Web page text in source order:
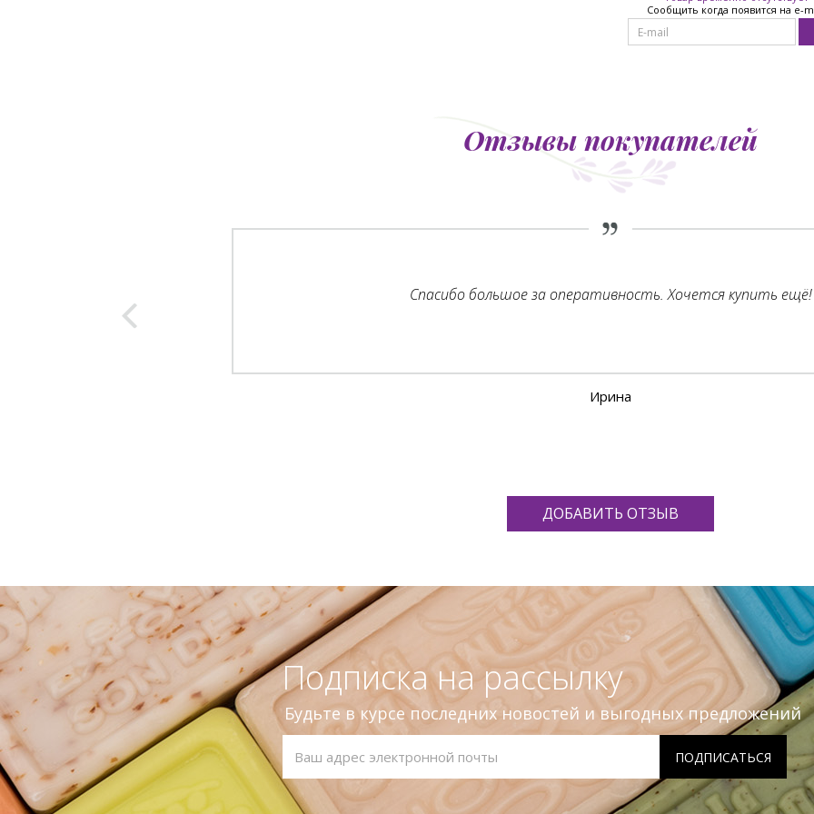
Сообщить когда появится на e-
Отзывы покупателей
Спасибо большое за оперативность. Хочется купить ещё!
Ирина
ДОБАВИТЬ ОТЗЫВ
Подписка на рассылку
Будьте в курсе последних новостей и выгодных предложений